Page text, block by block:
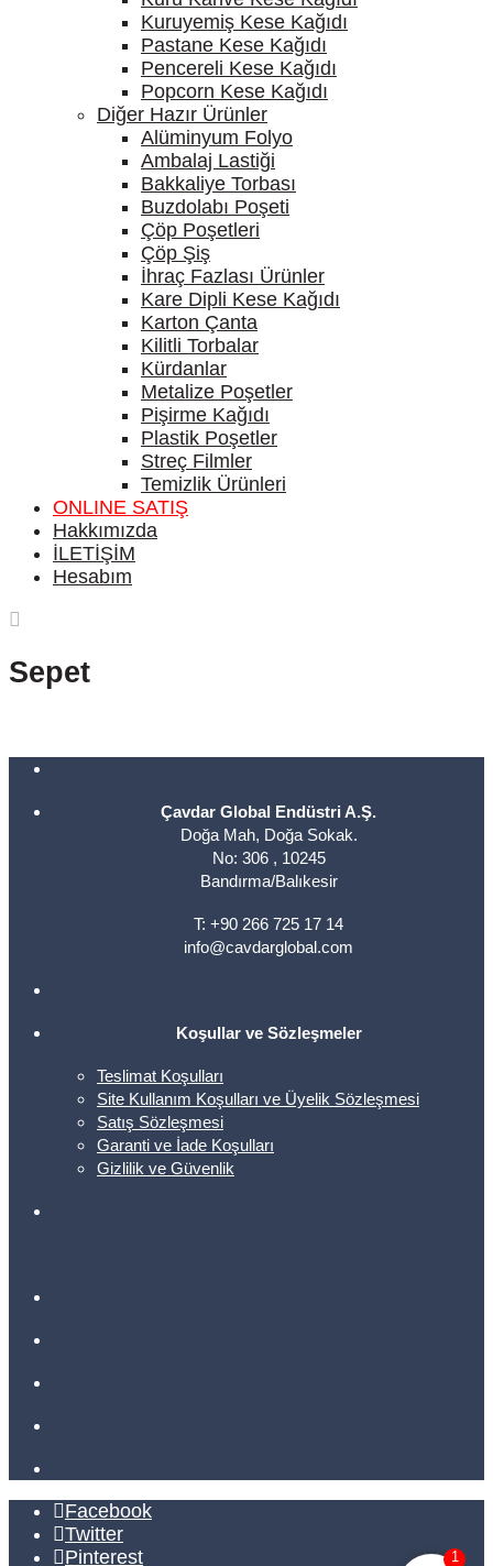
Kuruyemiş Kese Kağıdı
Pastane Kese Kağıdı
Pencereli Kese Kağıdı
Popcorn Kese Kağıdı
Diğer Hazır Ürünler
Alüminyum Folyo
Ambalaj Lastiği
Bakkaliye Torbası
Buzdolabı Poşeti
Çöp Poşetleri
Çöp Şiş
İhraç Fazlası Ürünler
Kare Dipli Kese Kağıdı
Karton Çanta
Kilitli Torbalar
Kürdanlar
Metalize Poşetler
Pişirme Kağıdı
Plastik Poşetler
Streç Filmler
Temizlik Ürünleri
ONLINE SATIŞ
Hakkımızda
İLETİŞİM
Hesabım
Sepet
Çavdar Global Endüstri A.Ş.
Doğa Mah, Doğa Sokak.
No: 306 , 10245
Bandırma/Balıkesir
T: +90 266 725 17 14
info@cavdarglobal.com
Koşullar ve Sözleşmeler
Teslimat Koşulları
Site Kullanım Koşulları ve Üyelik Sözleşmesi
Satış Sözleşmesi
Garanti ve İade Koşulları
Gizlilik ve Güvenlik
Facebook
Twitter
Pinterest
1